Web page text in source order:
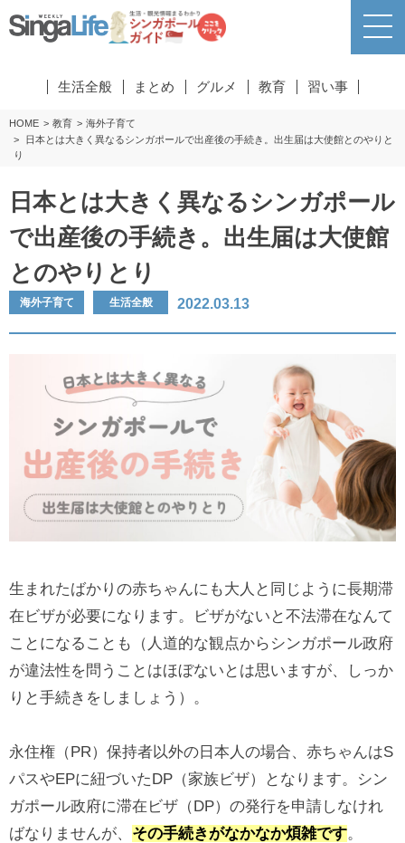
生活全般 まとめ グルメ 教育 習い事
HOME 教育
海外子育て
日本とは大きく異なるシンガポールで出産後の手続き。出生届は大使館とのやりと
り
日本とは大きく異なるシンガポール
で出産後の手続き。出生届は大使館
とのやりとり
海外子育て 生活全般 2022.03.13
生まれたばかりの赤ちゃんにも大人と同じように長期滞
在ビザが必要になります。ビザがないと不法滞在なんて
ことになることも（人道的な観点からシンガポール政府
が違法性を問うことはほぼないとは思いますが、しっか
りと手続きをしましょう）。
永住権（PR）保持者以外の日本人の場合、赤ちゃんはS
パスやEPに紐づいたDP（家族ビザ）となります。シン
ガポール政府に滞在ビザ（DP）の発行を申請しなけれ
ばなりませんが、 その手続きがなかなか煩雑です。